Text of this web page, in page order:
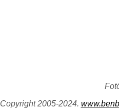
Copyright 2005-2024.